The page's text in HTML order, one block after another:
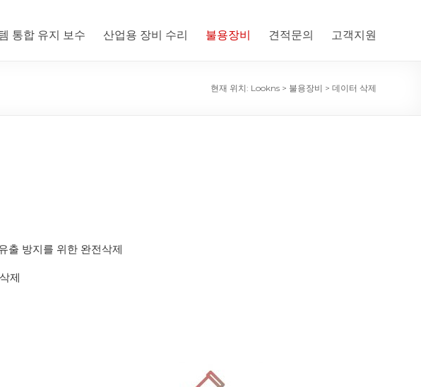
통합 유지 보수 산업용 장비 수리 불용장비 견적문의 고객지원
현재 위치: Lookns > 불용장비 > 데이터 삭제
출 방지를 위한 완전삭제
제